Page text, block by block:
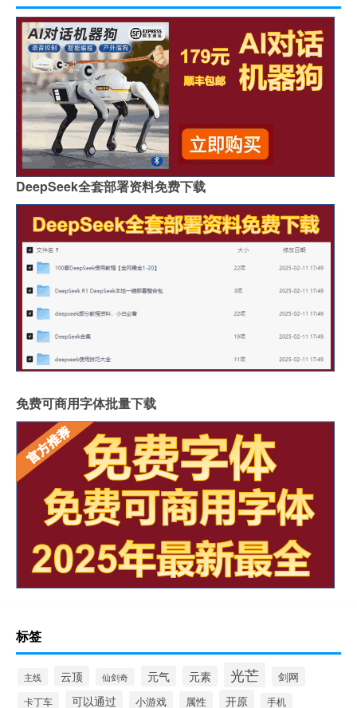
DeepSeek全套部署资料免费下载
免费可商用字体批量下载
标签
主线 云顶 仙剑奇 元气 元素 光芒 剑网
卡丁车 可以通过 小游戏 属性 开原 手机